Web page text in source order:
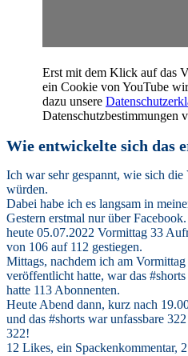
Erst mit dem Klick auf das
ein Cookie von YouTube
dazu unsere
Datenschutzbestimmungen
Wie entwickelte sich das
Ich war sehr gespannt, wie sich
würden.
Dabei habe ich es langsam in
Gestern erstmal nur über
heute 05.07.2022 Vormittag 33
von 106 auf 112 gestiegen.
Mittags, nachdem ich am
veröffentlicht hatte, war das
hatte 113 Abonnenten.
Heute Abend dann, kurz nach
und das #shorts war unfassbare
322!
12 Likes, ein Spackenkommentar,